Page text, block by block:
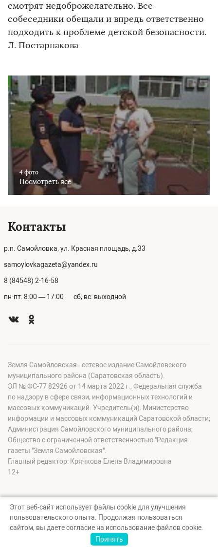
смотрят недоброжелательно. Все
собеседники обещали и впредь ответственно
подходить к проблеме детской безопасности.
Л. Постарнакова
4 фото
Посмотреть все
Контакты
р.п. Самойловка, ул. Красная площадь, д.33
samoylovkagazeta@yandex.ru
8 (84548) 2-16-58
пн-пт: 8:00 — 17:00 сб, вс: выходной
Земля Самойловская - сетевое издание Самойловского
муниципального района (Саратовская область).
ЭЛ № ФС-77 82926 от 14 марта 2022 г., Федеральная служба
по надзору в сфере связи, информационных технологий и
массовых коммуникаций. Учредитель(и): Министерство
информации и массовых коммуникаций Саратовской области;
Администрация Самойловского муниципального района;
Общество с ограниченной ответственностью "Редакция
газеты "Земля Самойловская".
Главный редактор: Крячкова Елена Владимировна
12+
© Земля Самойловская, 2026
Создание сайта — nopreset
Этот веб-сайт использует файлы cookie для улучшения
пользовательского опыта. Продолжая пользоваться
сайтом, вы даете согласие на использование файлов cookie.
Принять